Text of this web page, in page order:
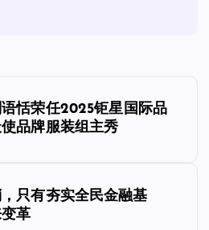
恬荣任2025钜星国际品
品牌服装组主秀
只有夯实全民金融基
革